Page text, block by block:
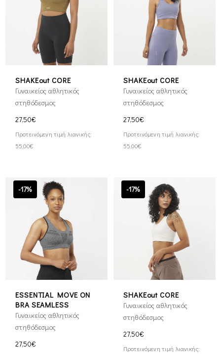
SHAKEout CORE
Γυναικείος αθλητικός
στηθόδεσμος
27,50€
Προτεινόμενη τιμή λιανικής:
55,00€
SHAKEout CORE
Γυναικείος αθλητικός
στηθόδεσμος
27,50€
Προτεινόμενη τιμή λιανικής:
55,00€
-17%
ESSENTIAL MOVE ON
BRA SEAMLESS
Γυναικείος αθλητικός
στηθόδεσμος
27,50€
-17%
SHAKEout CORE
Γυναικείος αθλητικός
στηθόδεσμος
27,50€
Προτεινόμενη τιμή λιανικής: